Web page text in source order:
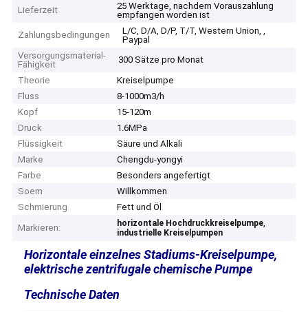
Lieferzeit
25 Werktage, nachdem Vorauszahlung
empfangen worden ist
Zahlungsbedingungen
L/C, D/A, D/P, T/T, Western Union, ,
Paypal
Versorgungsmaterial-
Fähigkeit
300 Sätze pro Monat
Theorie
Kreiselpumpe
Fluss
8-1000m3/h
Kopf
15-120m
Druck
1.6MPa
Flüssigkeit
Säure und Alkali
Marke
Chengdu-yongyi
Farbe
Besonders angefertigt
Soem
Willkommen
Schmierung
Fett und Öl
Markieren:
horizontale Hochdruckkreiselpumpe,
industrielle Kreiselpumpen
Horizontale einzelnes Stadiums-Kreiselpumpe,
elektrische zentrifugale chemische Pumpe
Technische Daten